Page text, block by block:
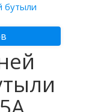
бутыли